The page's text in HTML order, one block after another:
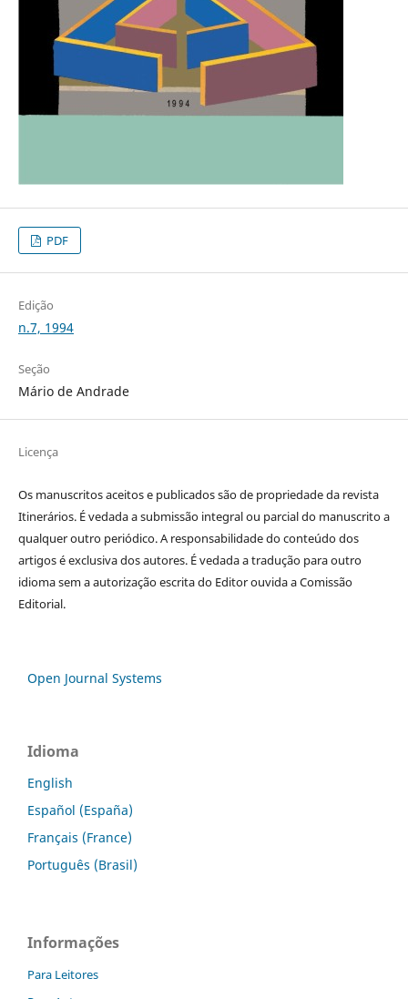
PDF
Edição
n.7, 1994
Seção
Mário de Andrade
Licença
Os manuscritos aceitos e publicados são de propriedade da revista
Itinerários. É vedada a submissão integral ou parcial do manuscrito a
qualquer outro periódico. A responsabilidade do conteúdo dos
artigos é exclusiva dos autores. É vedada a tradução para outro
idioma sem a autorização escrita do Editor ouvida a Comissão
Editorial.
Open Journal Systems
Idioma
English
Español (España)
Français (France)
Português (Brasil)
Informações
Para Leitores